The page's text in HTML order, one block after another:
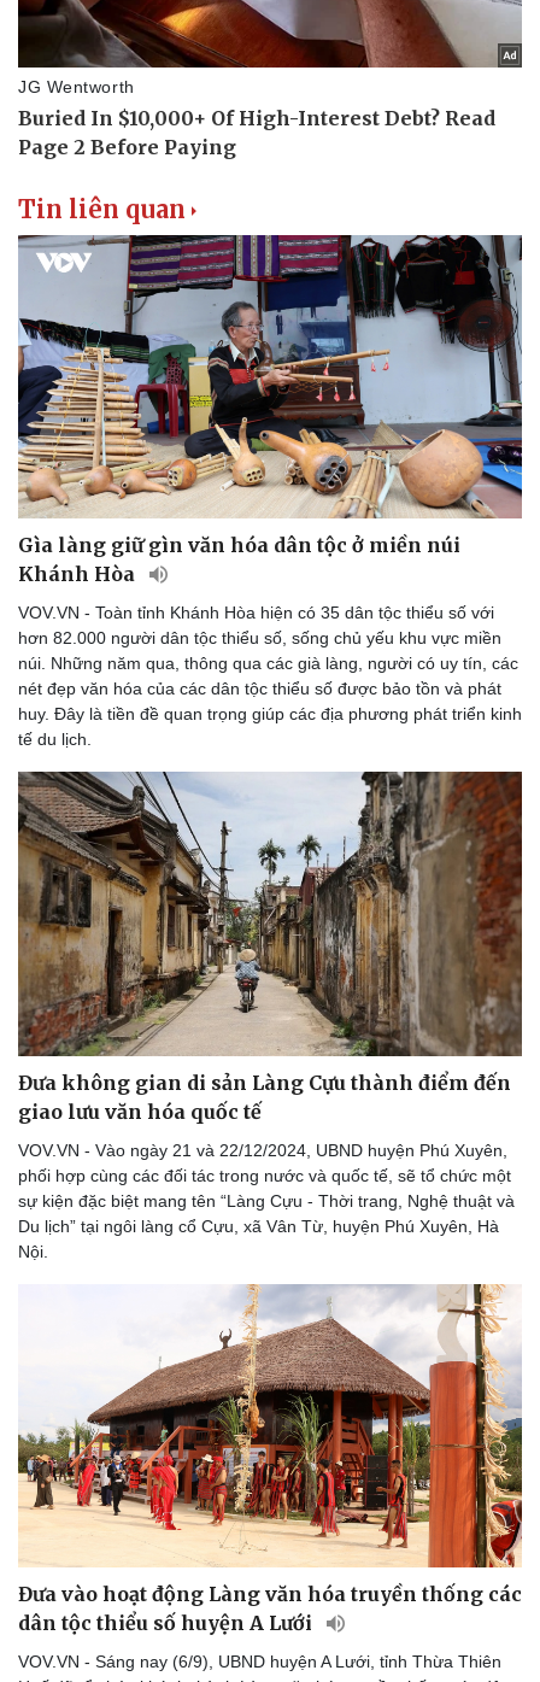
Sức khỏe
Dinh dưỡng - món ngon
Cây thuốc
Sản phụ khoa
Nhi khoa
Làm đẹp - giảm cân
Phòng mạch online
Ăn sạch sống khỏe
Đời sống
Nhà đẹp
Blog
Tình yêu - Gia đình
Tin liên quan
Gìa làng giữ gìn văn hóa dân tộc ở miền núi
Khánh Hòa
VOV.VN - Toàn tỉnh Khánh Hòa hiện có 35 dân tộc thiểu số với
hơn 82.000 người dân tộc thiểu số, sống chủ yếu khu vực miền
núi. Những năm qua, thông qua các già làng, người có uy tín, các
nét đẹp văn hóa của các dân tộc thiểu số được bảo tồn và phát
huy. Đây là tiền đề quan trọng giúp các địa phương phát triển kinh
tế du lịch.
Đưa không gian di sản Làng Cựu thành điểm đến
giao lưu văn hóa quốc tế
VOV.VN - Vào ngày 21 và 22/12/2024, UBND huyện Phú Xuyên,
phối hợp cùng các đối tác trong nước và quốc tế, sẽ tổ chức một
sự kiện đặc biệt mang tên “Làng Cựu - Thời trang, Nghệ thuật và
Du lịch” tại ngôi làng cổ Cựu, xã Vân Từ, huyện Phú Xuyên, Hà
Nội.
Đưa vào hoạt động Làng văn hóa truyền thống các
dân tộc thiểu số huyện A Lưới
VOV.VN - Sáng nay (6/9), UBND huyện A Lưới, tỉnh Thừa Thiên